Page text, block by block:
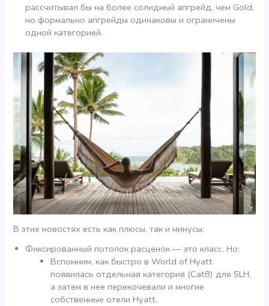
рассчитывал бы на более солидный апгрейд, чем Gold,
но формально апгрейды одинаковы и ограничены
одной категорией.
В этих новостях есть как плюсы, так и минусы:
Фиксированный потолок расценок — это класс. Но:
Вспомним, как быстро в World of Hyatt
появилась отдельная категория (Cat8) для SLH,
а затем в нее перекочевали и многие
собственные отели Hyatt.